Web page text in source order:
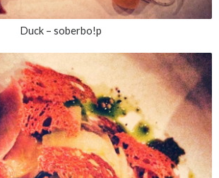
Duck – soberbo!p